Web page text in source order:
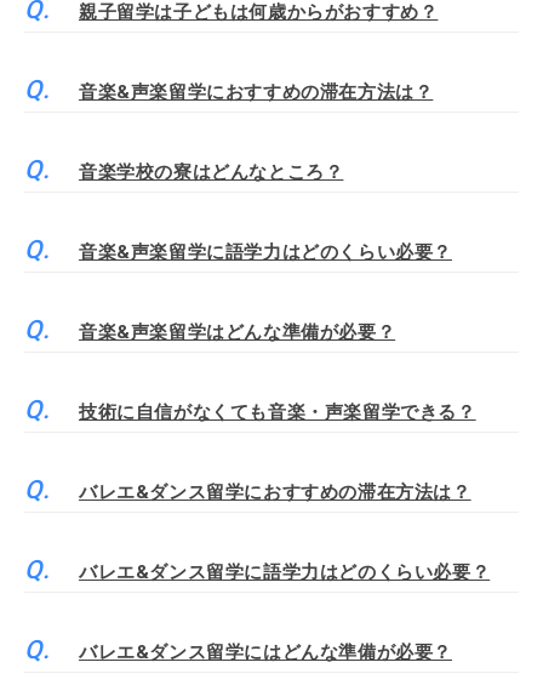
親子留学は子どもは何歳からがおすすめ？
音楽&声楽留学におすすめの滞在方法は？
音楽学校の寮はどんなところ？
音楽&声楽留学に語学力はどのくらい必要？
音楽&声楽留学はどんな準備が必要？
技術に自信がなくても音楽・声楽留学できる？
バレエ&ダンス留学におすすめの滞在方法は？
バレエ&ダンス留学に語学力はどのくらい必要？
バレエ&ダンス留学にはどんな準備が必要？